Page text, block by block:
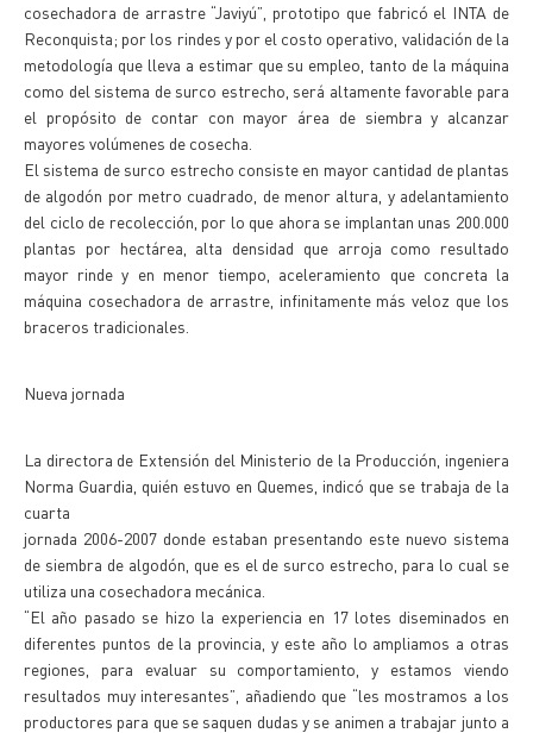
cosechadora de arrastre “Javiyú”, prototipo que fabricó el INTA de
Reconquista; por los rindes y por el costo operativo, validación de la
metodología que lleva a estimar que su empleo, tanto de la máquina
como del sistema de surco estrecho, será altamente favorable para
el propósito de contar con mayor área de siembra y alcanzar
mayores volúmenes de cosecha.
El sistema de surco estrecho consiste en mayor cantidad de plantas
de algodón por metro cuadrado, de menor altura, y adelantamiento
del ciclo de recolección, por lo que ahora se implantan unas 200.000
plantas por hectárea, alta densidad que arroja como resultado
mayor rinde y en menor tiempo, aceleramiento que concreta la
máquina cosechadora de arrastre, infinitamente más veloz que los
braceros tradicionales.
Nueva jornada
La directora de Extensión del Ministerio de la Producción, ingeniera
Norma Guardia, quién estuvo en Quemes, indicó que se trabaja de la
cuarta
jornada 2006-2007 donde estaban presentando este nuevo sistema
de siembra de algodón, que es el de surco estrecho, para lo cual se
utiliza una cosechadora mecánica.
“El año pasado se hizo la experiencia en 17 lotes diseminados en
diferentes puntos de la provincia, y este año lo ampliamos a otras
regiones, para evaluar su comportamiento, y estamos viendo
resultados muy interesantes”, añadiendo que “les mostramos a los
productores para que se saquen dudas y se animen a trabajar junto a